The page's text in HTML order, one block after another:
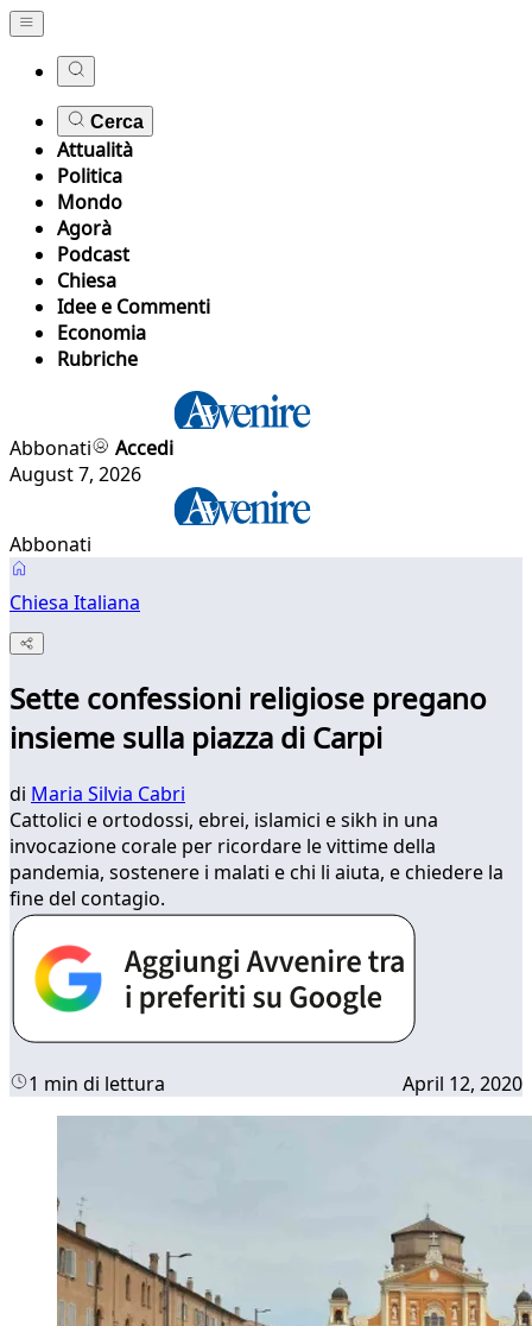
Cerca
Attualità
Politica
Mondo
Agorà
Podcast
Chiesa
Idee e Commenti
Economia
Rubriche
Abbonati
Accedi
August 7, 2026
Abbonati
Chiesa Italiana
Sette confessioni religiose pregano
insieme sulla piazza di Carpi
di Maria Silvia Cabri
Cattolici e ortodossi, ebrei, islamici e sikh in una
invocazione corale per ricordare le vittime della
pandemia, sostenere i malati e chi li aiuta, e chiedere la
fine del contagio.
1 min di lettura April 12, 2020